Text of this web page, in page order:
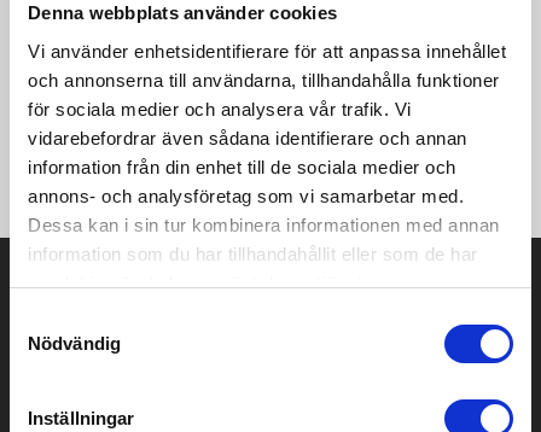
Denna webbplats använder cookies
Vi använder enhetsidentifierare för att anpassa innehållet
och annonserna till användarna, tillhandahålla funktioner
för sociala medier och analysera vår trafik. Vi
vidarebefordrar även sådana identifierare och annan
information från din enhet till de sociala medier och
annons- och analysföretag som vi samarbetar med.
Dessa kan i sin tur kombinera informationen med annan
information som du har tillhandahållit eller som de har
samlat in när du har använt deras tjänster.
Nödvändig
Inställningar
Quality Italian merino/polyacrylic yarn
Knitted rib at hem and cuffs
40 degree washing (wool programm)
Tailored fit.
Prisuppgift på mailen?
Kontakta oss här för att få förslag på produkt och pris över